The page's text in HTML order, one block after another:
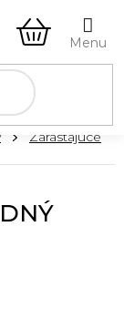
KOŠÍK
Zarastajúce